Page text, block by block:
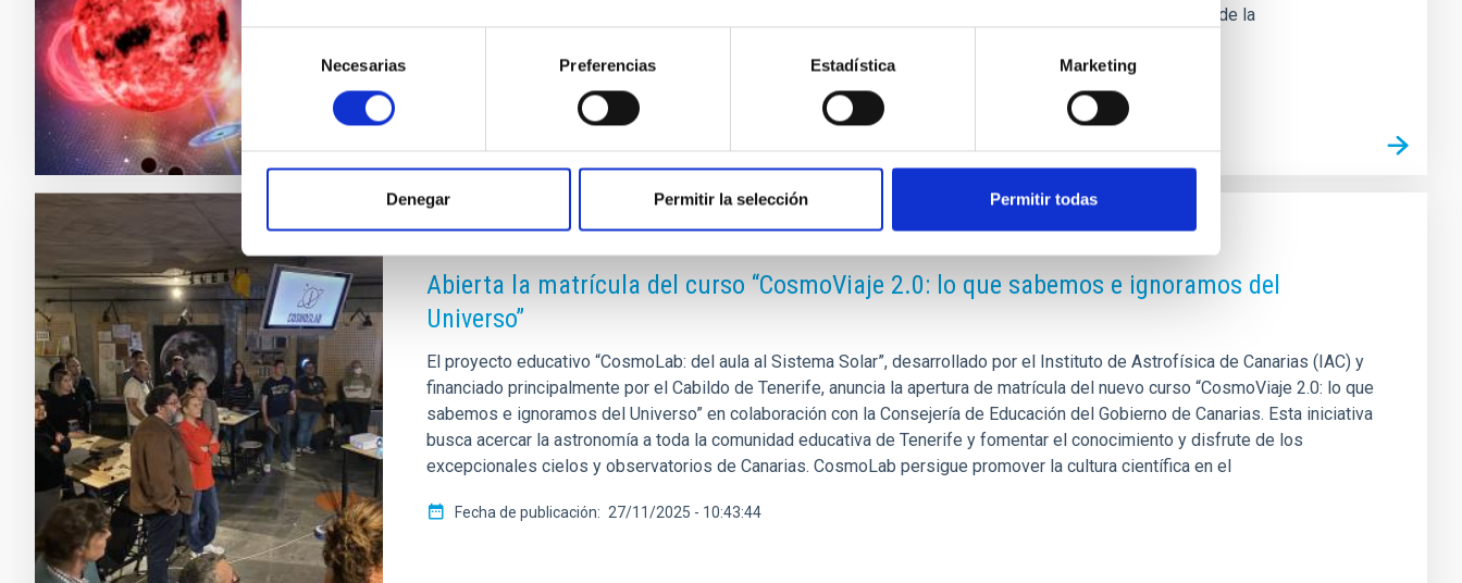
de
consentimiento
Necesarias Preferencias Estadística Marketing
Denegar Permitir la selección Permitir todas
75 estudiantes de máster avanzado, doctorado e investigadores postdoctorales en sus primeras fases de la
Fecha de publicación 05/05/2026 - 09:52:46
Abierta la matrícula del curso “CosmoViaje 2.0: lo que sabemos e ignoramos del
Universo”
El proyecto educativo “CosmoLab: del aula al Sistema Solar”, desarrollado por el Instituto de Astrofísica de Canarias (IAC) y
financiado principalmente por el Cabildo de Tenerife, anuncia la apertura de matrícula del nuevo curso “CosmoViaje 2.0: lo que
sabemos e ignoramos del Universo” en colaboración con la Consejería de Educación del Gobierno de Canarias. Esta iniciativa
busca acercar la astronomía a toda la comunidad educativa de Tenerife y fomentar el conocimiento y disfrute de los
excepcionales cielos y observatorios de Canarias. CosmoLab persigue promover la cultura científica en el
Fecha de publicación 27/11/2025 - 10:43:44